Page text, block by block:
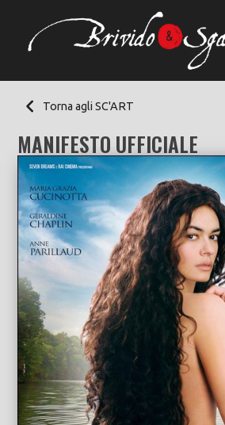
Torna agli SC'ART
MANIFESTO UFFICIALE